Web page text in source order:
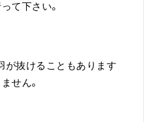
て下さい。
が抜けることもあります
せん。